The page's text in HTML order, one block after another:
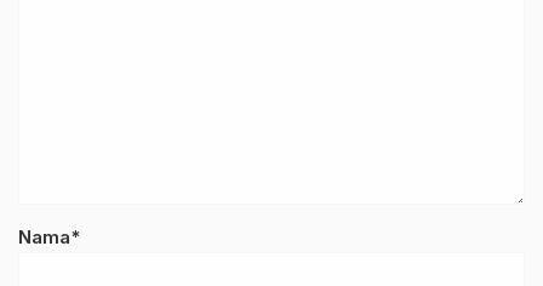
Nama*